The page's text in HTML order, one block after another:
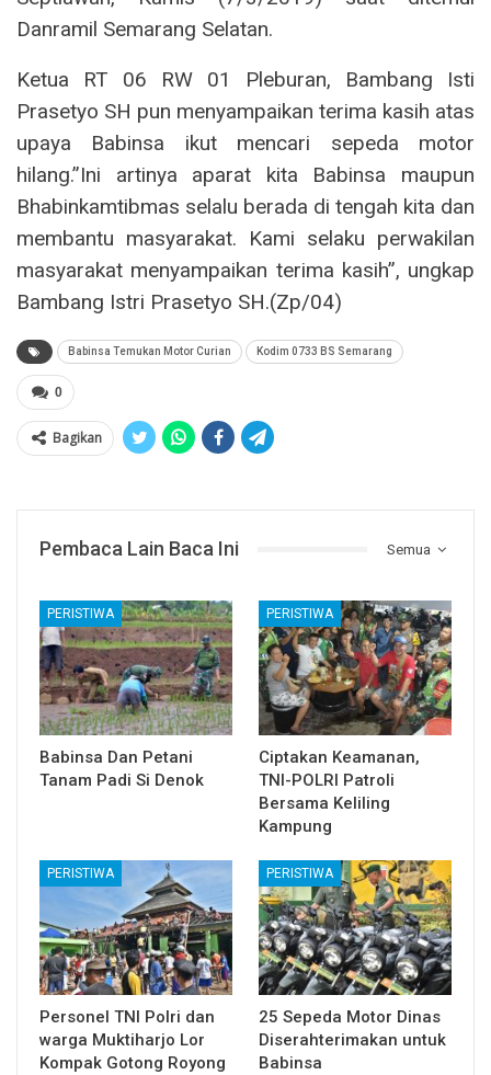
Danramil Semarang Selatan.
Ketua RT 06 RW 01 Pleburan, Bambang Isti
Prasetyo SH pun menyampaikan terima kasih atas
upaya Babinsa ikut mencari sepeda motor
hilang.”Ini artinya aparat kita Babinsa maupun
Bhabinkamtibmas selalu berada di tengah kita dan
membantu masyarakat. Kami selaku perwakilan
masyarakat menyampaikan terima kasih”, ungkap
Bambang Istri Prasetyo SH.(Zp/04)
Babinsa Temukan Motor Curian Kodim 0733 BS Semarang
0
Bagikan
Semua
Pembaca Lain Baca Ini
PERISTIWA
Babinsa Dan Petani
Tanam Padi Si Denok
PERISTIWA
Ciptakan Keamanan,
TNI-POLRI Patroli
Bersama Keliling
Kampung
PERISTIWA
Personel TNI Polri dan
warga Muktiharjo Lor
Kompak Gotong Royong
PERISTIWA
25 Sepeda Motor Dinas
Diserahterimakan untuk
Babinsa